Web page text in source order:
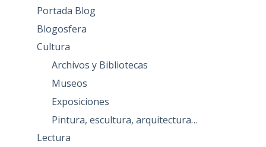
Portada Blog
Blogosfera
Cultura
Archivos y Bibliotecas
Museos
Exposiciones
Pintura, escultura, arquitectura…
Lectura